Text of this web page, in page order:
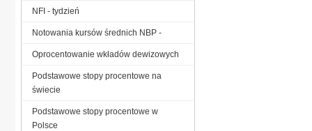
NFI - tydzień
Notowania kursów średnich NBP -
Oprocentowanie wkładów dewizowych
Podstawowe stopy procentowe na
świecie
Podstawowe stopy procentowe w
Polsce